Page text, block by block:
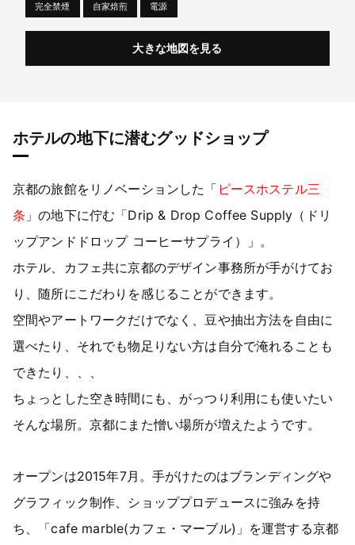
完全禁煙 自家焙煎 電源
大きな地図を見る
ホテルの地下に潜むグッドショップ
京都の旅館をリノベーションした「 ピースホステル三
条 」の地下に佇む「Drip & Drop Coffee Supply（ドリ
ップアンドドロップ コーヒーサプライ）」。
ホテル、カフェ共に京都のデザイン事務所が手がけてお
り、随所にこだわりを感じることができます。
空間やアートワークだけでなく、豆や抽出方法を自由に
選べたり、それでも物足りない方は自分で淹れることも
できたり、、、
ちょっとした空き時間にも、がっつり利用にも使いたい
そんな場所。京都にまた憎い場所が増えたようです。
オープンは2015年7月。手がけたのはブランディングや
グラフィック制作、ショッププロデュースに強みを持
ち、「cafe marble(カフェ・マーブル)」を運営する京都